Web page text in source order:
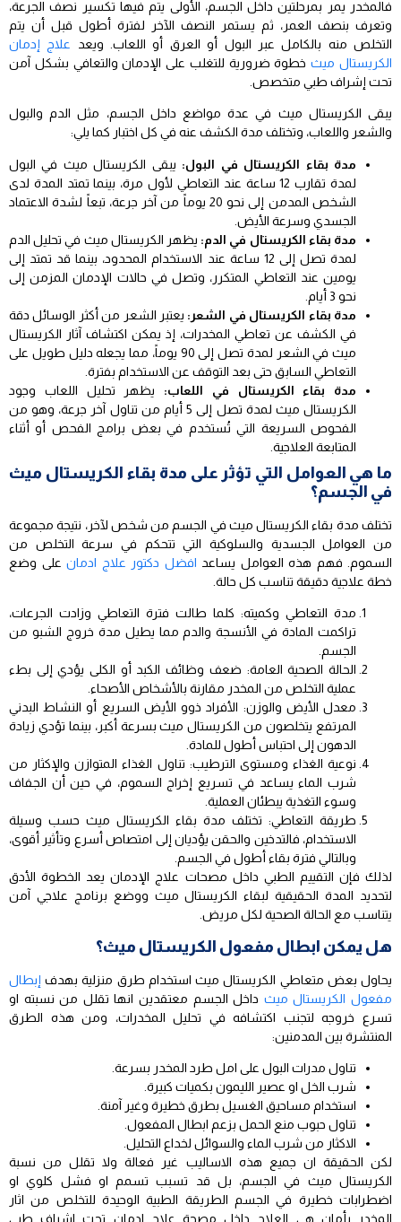
فالمخدر يمر بمرحلتين داخل الجسم، الأولى يتم فيها تكسير نصف الجرعة،
وتعرف بنصف العمر، ثم يستمر النصف الآخر لفترة أطول قبل أن يتم
التخلص منه بالكامل عبر البول أو العرق أو اللعاب. ويعد
علاج إدمان
الكريستال ميثخطوة ضرورية للتغلب على الإدمان والتعافي بشكل آمن
تحت إشراف طبي متخصص.
يبقى الكريستال ميث في عدة مواضع داخل الجسم، مثل الدم والبول
والشعر واللعاب، وتختلف مدة الكشف عنه في كل اختبار كما يلي:
مدة بقاء الكريستال في البول: يبقى الكريستال ميث في البول
لمدة تقارب 12 ساعة عند التعاطي لأول مرة، بينما تمتد المدة لدى
الشخص المدمن إلى نحو 20 يوماً من آخر جرعة، تبعاً لشدة الاعتماد
الجسدي وسرعة الأيض.
مدة بقاء الكريستال في الدم: يظهر الكريستال ميث في تحليل الدم
لمدة تصل إلى 12 ساعة عند الاستخدام المحدود، بينما قد تمتد إلى
يومين عند التعاطي المتكرر، وتصل في حالات الإدمان المزمن إلى
نحو 3 أيام.
مدة بقاء الكريستال في الشعر: يعتبر الشعر من أكثر الوسائل دقة
في الكشف عن تعاطي المخدرات، إذ يمكن اكتشاف آثار الكريستال
ميث في الشعر لمدة تصل إلى 90 يوماً، مما يجعله دليل طويل على
التعاطي السابق حتى بعد التوقف عن الاستخدام بفترة.
مدة بقاء الكريستال في اللعاب: يظهر تحليل اللعاب وجود
الكريستال ميث لمدة تصل إلى 5 أيام من تناول آخر جرعة، وهو من
الفحوص السريعة التي تُستخدم في بعض برامج الفحص أو أثناء
المتابعة العلاجية.
ما هي العوامل التي تؤثر على مدة بقاء الكريستال ميث
في الجسم؟
تختلف مدة بقاء الكريستال ميث في الجسم من شخص لآخر، نتيجة مجموعة
من العوامل الجسدية والسلوكية التي تتحكم في سرعة التخلص من
السموم. فهم هذه العوامل يساعد افضل دكتور علاج ادمان على وضع
خطة علاجية دقيقة تناسب كل حالة.
مدة التعاطي وكميته: كلما طالت فترة التعاطي وزادت الجرعات،
تراكمت المادة في الأنسجة والدم مما يطيل مدة خروج الشبو من
الجسم.
الحالة الصحية العامة: ضعف وظائف الكبد أو الكلى يؤدي إلى بطء
عملية التخلص من المخدر مقارنة بالأشخاص الأصحاء.
معدل الأيض والوزن: الأفراد ذوو الأيض السريع أو النشاط البدني
المرتفع يتخلصون من الكريستال ميث بسرعة أكبر، بينما تؤدي زيادة
الدهون إلى احتباس أطول للمادة.
نوعية الغذاء ومستوى الترطيب: تناول الغذاء المتوازن والإكثار من
شرب الماء يساعد في تسريع إخراج السموم، في حين أن الجفاف
وسوء التغذية يبطئان العملية.
طريقة التعاطي: تختلف مدة بقاء الكريستال ميث حسب وسيلة
الاستخدام، فالتدخين والحقن يؤديان إلى امتصاص أسرع وتأثير أقوى،
وبالتالي فترة بقاء أطول في الجسم.
لذلك فإن التقييم الطبي داخل مصحات علاج الإدمان يعد الخطوة الأدق
لتحديد المدة الحقيقية لبقاء الكريستال ميث ووضع برنامج علاجي آمن
يتناسب مع الحالة الصحية لكل مريض.
هل يمكن ابطال مفعول الكريستال ميث؟
يحاول بعض متعاطي الكريستال ميث استخدام طرق منزلية بهدف إبطال
مفعول الكريستال ميث داخل الجسم معتقدين انها تقلل من نسبته او
تسرع خروجه لتجنب اكتشافه في تحليل المخدرات، ومن هذه الطرق
المنتشرة بين المدمنين:
تناول مدرات البول على امل طرد المخدر بسرعة.
شرب الخل او عصير الليمون بكميات كبيرة.
استخدام مساحيق الغسيل بطرق خطيرة وغير آمنة.
تناول حبوب منع الحمل بزعم ابطال المفعول.
الاكثار من شرب الماء والسوائل لخداع التحليل.
لكن الحقيقة ان جميع هذه الاساليب غير فعالة ولا تقلل من نسبة
الكريستال ميث في الجسم، بل قد تسبب تسمم او فشل كلوي او
اضطرابات خطيرة في الجسم الطريقة الطبية الوحيدة للتخلص من اثار
المخدر بأمان هي العلاج داخل مصحة علاج ادمان تحت اشراف طبي